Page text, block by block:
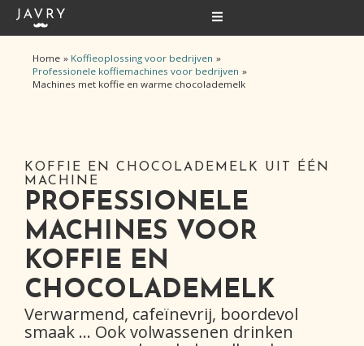
naar
de
inhoudHome
Koffieoplossing voor bedrijven
Professionele koffiemachines voor bedrijven
Machines met koffie en warme chocolademelk
KOFFIE EN CHOCOLADEMELK UIT ÉÉN
MACHINE
PROFESSIONELE
MACHINES VOOR
KOFFIE EN
CHOCOLADEMELK
Verwarmend, cafeïnevrij, boordevol
smaak … Ook volwassenen drinken